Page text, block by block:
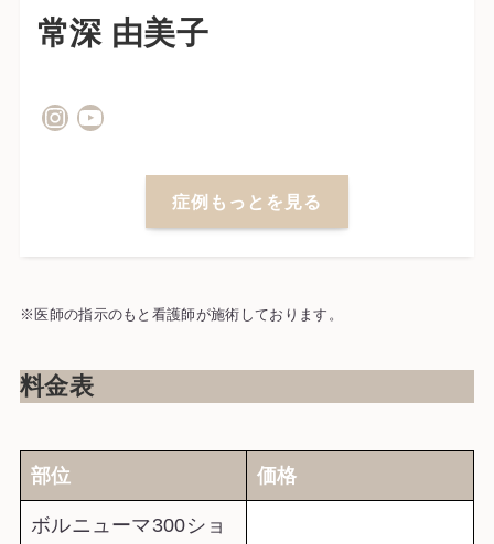
常深 由美子
Instagram
YouTube
症例もっとを見る
※医師の指示のもと看護師が施術しております。
料金表
部位 価格
ボルニューマ300ショ